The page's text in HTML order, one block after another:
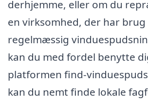
derhjemme, eller om du
en virksomhed, der har
regelmæssig
kan du med fordel benytte
platformen find-
kan du nemt finde lokale